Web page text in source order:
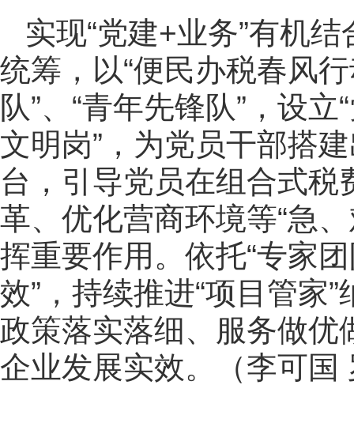
实现“党建+业务”有机结
统筹，以“便民办税春风
队”、“青年先锋队”，设立
文明岗”，为党员干部搭
台，引导党员在组合式
革、优化营商环境等“急
挥重要作用。依托“专家
效”，持续推进“项目管家
政策落实落细、服务做优
企业发展实效。（李可国